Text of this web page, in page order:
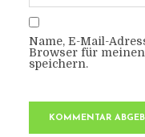
Name, E-Mail-
Browser für
speichern.